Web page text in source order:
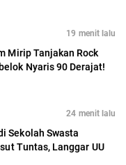
19 menit lalu
Mirip Tanjakan Rock
Nyaris 90 Derajat!
24 menit lalu
Sekolah Swasta
Tuntas, Langgar UU